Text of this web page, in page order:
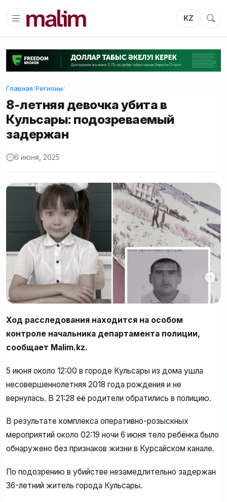
KZ
Главная/Регионы/
8-летняя девочка убита в
Кульсары: подозреваемый
задержан
6 июня, 2025
Ход расследования находится на особом
контроле начальника департамента полиции,
сообщает Malim.kz.
5 июня около 12:00 в городе Кульсары из дома ушла
несовершеннолетняя 2018 года рождения и не
вернулась. В 21:28 её родители обратились в полицию.
В результате комплекса оперативно-розыскных
мероприятий около 02:19 ночи 6 июня тело ребёнка было
обнаружено без признаков жизни в Курсайском канале.
По подозрению в убийстве незамедлительно задержан
36-летний житель города Кульсары.